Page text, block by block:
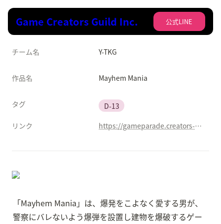
Game Creators Guild Inc. 公式LINE
チーム名 Y-TKG
作品名 Mayhem Mania
タグ D-13
リンク https://gameparade.creators-guild.com/works/1006
「Mayhem Mania」は、爆発をこよなく愛する男が、
警察にバレないよう爆弾を設置し建物を爆破するゲー